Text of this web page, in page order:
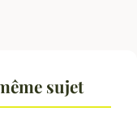
sujet